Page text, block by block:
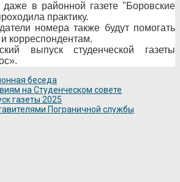
в районной газете "Боровские
практику.
номера также будут помогать
корреспондентам.
выпуск студенческой газеты
беседа
на Студенческом совете
газеты 2025
Пограничной службы